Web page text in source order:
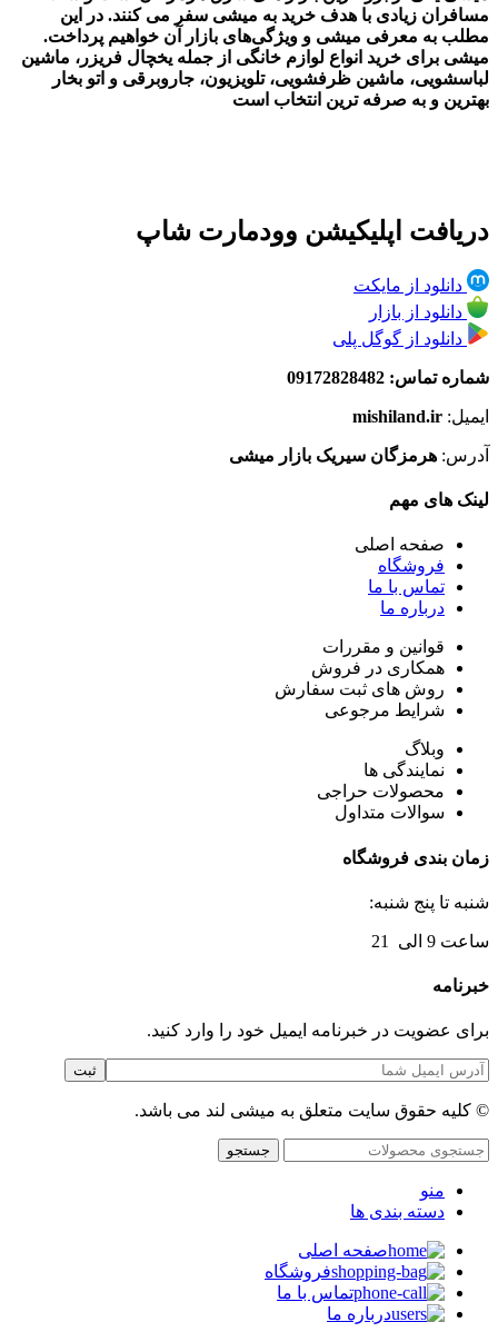
مسافران زیادی با هدف خرید به میشی سفر می کنند. در این
مطلب به معرفی میشی و ویژگی‌های بازار آن خواهیم پرداخت.
میشی برای خرید انواع لوازم خانگی از جمله یخچال فریزر، ماشین
لباسشویی، ماشین ظرفشویی، تلویزیون، جاروبرقی و اتو بخار
بهترین و به صرفه ترین انتخاب است
دریافت اپلیکیشن وودمارت شاپ
دانلود از مایکت
دانلود از بازار
دانلود از گوگل پلی
شماره تماس: 09172828482
ایمیل: mishiland.ir
آدرس: هرمزگان سیریک بازار میشی
لینک های مهم
صفحه اصلی
فروشگاه
تماس با ما
درباره ما
قوانین و مقررات
همکاری در فروش
روش های ثبت سفارش
شرایط مرجوعی
وبلاگ
نمایندگی ها
محصولات حراجی
سوالات متداول
زمان بندی فروشگاه
شنبه تا پنج شنبه:
ساعت 9 الی 21
خبرنامه
برای عضویت در خبرنامه ایمیل خود را وارد کنید.
© کلیه حقوق سایت متعلق به میشی لند می باشد.
جستجو
منو
دسته بندی ها
صفحه اصلی
فروشگاه
تماس با ما
درباره ما